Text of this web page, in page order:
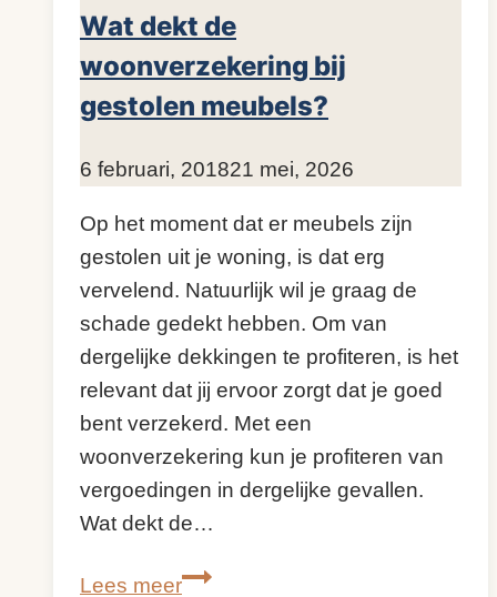
in
de
woonwereld
Wat dekt de
woonverzekering bij
gestolen meubels?
DoorKijkopMeubelen.nl
6 februari, 201821 mei, 2026
Op het moment dat er meubels zijn
gestolen uit je woning, is dat erg
vervelend. Natuurlijk wil je graag de
schade gedekt hebben. Om van
dergelijke dekkingen te profiteren, is het
relevant dat jij ervoor zorgt dat je goed
bent verzekerd. Met een
woonverzekering kun je profiteren van
vergoedingen in dergelijke gevallen.
Wat dekt de…
Lees meerWat